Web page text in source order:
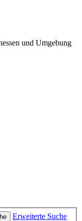
und Umgebung
Erweiterte Suche